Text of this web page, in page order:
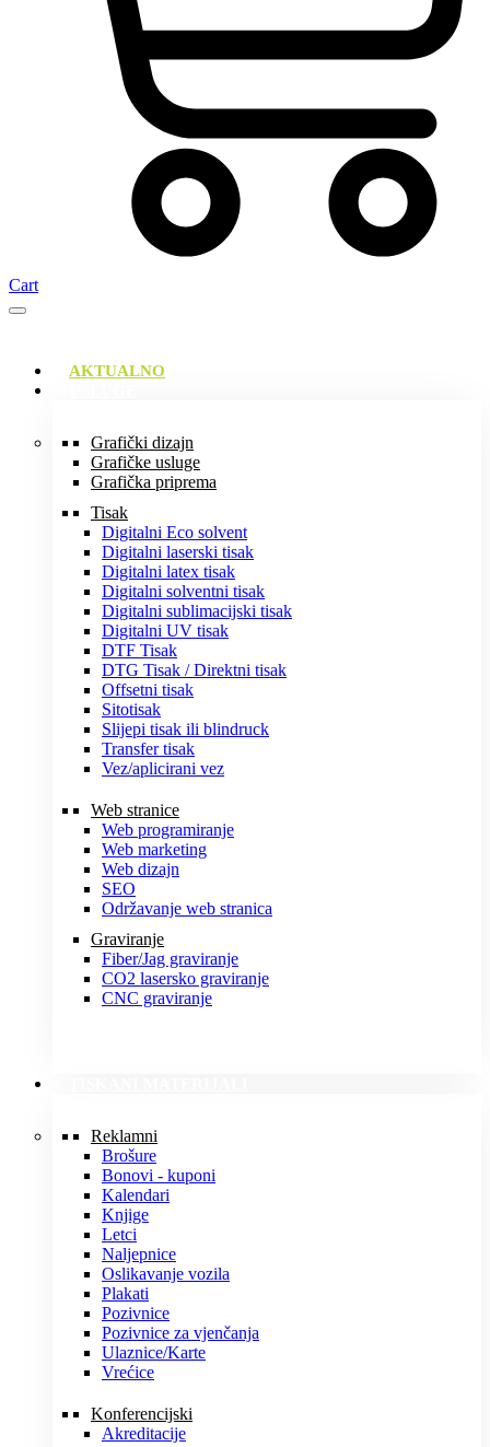
Cart
AKTUALNO
Grafički dizajn
Grafičke usluge
Grafička priprema
Tisak
Digitalni Eco solvent
Digitalni laserski tisak
Digitalni latex tisak
Digitalni solventni tisak
Digitalni sublimacijski tisak
Digitalni UV tisak
DTF Tisak
DTG Tisak / Direktni tisak
Offsetni tisak
Sitotisak
Slijepi tisak ili blindruck
Transfer tisak
Vez/aplicirani vez
Web stranice
Web programiranje
Web marketing
Web dizajn
SEO
Održavanje web stranica
Graviranje
Fiber/Jag graviranje
CO2 lasersko graviranje
CNC graviranje
Reklamni
Brošure
Bonovi - kuponi
Kalendari
Knjige
Letci
Naljepnice
Oslikavanje vozila
Plakati
Pozivnice
Pozivnice za vjenčanja
Ulaznice/Karte
Vrećice
Konferencijski
Akreditacije